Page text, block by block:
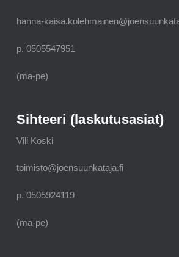
hanna-
p. 0505547951
(ma-pe)
Sihteeri (laskutusasiat)
Vili Koski
toimisto@joensuunkataja.fi
p. 0505924119
(ma-pe)